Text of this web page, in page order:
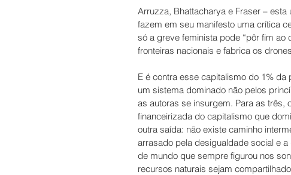
Arruzza, Bhattacharya e Fraser –
fazem em seu manifesto uma crítica
só a greve feminista pode “pôr fim
fronteiras nacionais e fabrica os
E é contra esse capitalismo do 1%
um sistema dominado não pelos
as autoras se insurgem. Para as três,
financeirizada do capitalismo que
outra saída: não existe caminho
arrasado pela desigualdade social e
de mundo que sempre figurou nos
recursos naturais sejam